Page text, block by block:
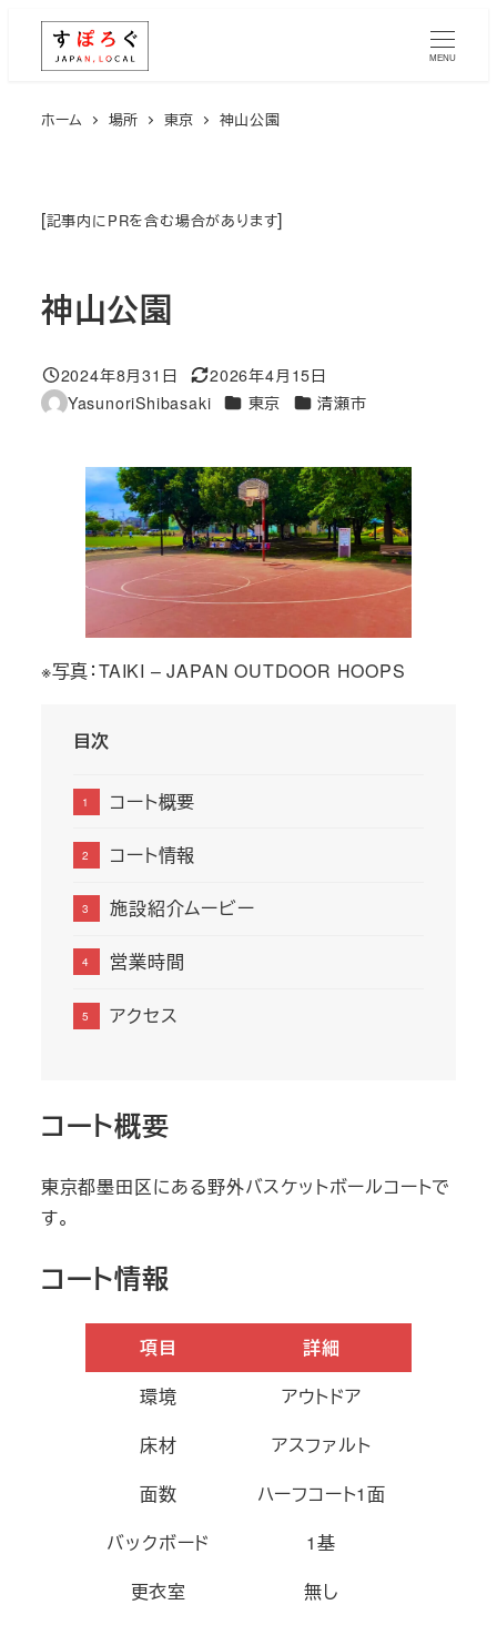
MENU
ホーム 場所 東京 神山公園
[記事内にPRを含む場合があります]
神山公園
投稿日
2024年8月31日
更新日
2026年4月15日
著
YasunoriShibasaki エリア東京 エリア清瀬市
※写真：TAIKI – JAPAN OUTDOOR HOOPS
目次
コート概要
コート情報
施設紹介ムービー
営業時間
アクセス
コート概要
東京都墨田区にある野外バスケットボールコートで
す。
コート情報
項目
詳細
環境
アウトドア
床材
アスファルト
面数
ハーフコート1面
バックボード
1基
更衣室
無し